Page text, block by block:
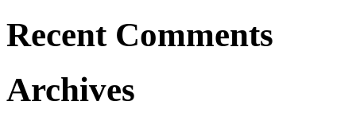
Recent Comments
Archives